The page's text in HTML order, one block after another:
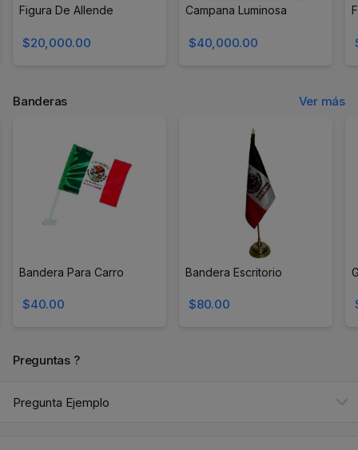
Figura De Allende
$20,000.00
Campana Luminosa
$40,000.00
Banderas Ver más
Bandera Para Carro
$40.00
Bandera Escritorio
$80.00
Preguntas ?
Pregunta Ejemplo